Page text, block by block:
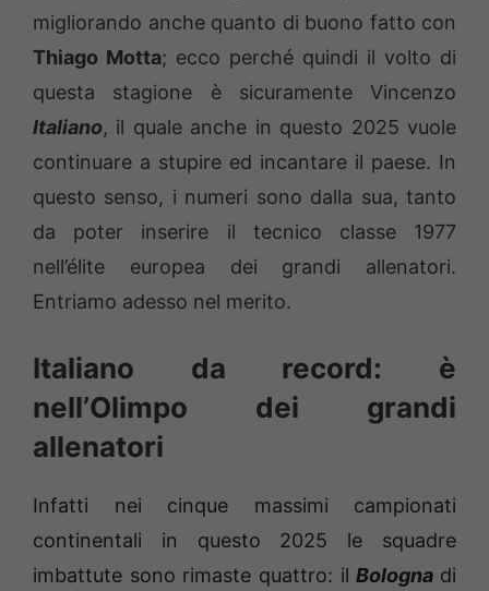
migliorando anche quanto di buono fatto con
Thiago Motta; ecco perché quindi il volto di
questa stagione è sicuramente Vincenzo
Italiano, il quale anche in questo 2025 vuole
continuare a stupire ed incantare il paese. In
questo senso, i numeri sono dalla sua, tanto
da poter inserire il tecnico classe 1977
nell’élite europea dei grandi allenatori.
Entriamo adesso nel merito.
Italiano da record: è
nell’Olimpo dei grandi
allenatori
Infatti nei cinque massimi campionati
continentali in questo 2025 le squadre
imbattute sono rimaste quattro: ilBologna di